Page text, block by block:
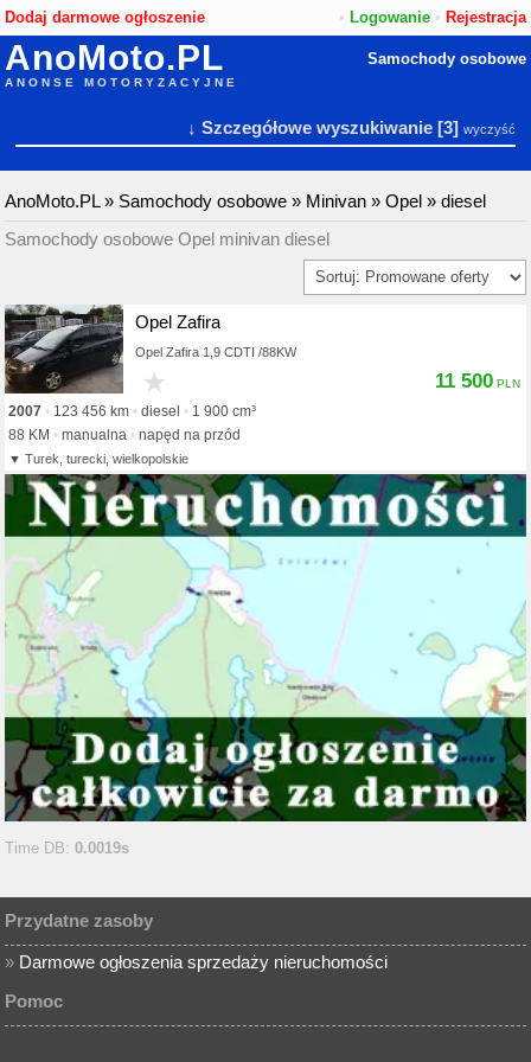
Dodaj darmowe ogłoszenie • Logowanie• Rejestracja
AnoMoto.PL
ANONSE MOTORYZACYJNE
Samochody osobowe
↓ Szczegółowe wyszukiwanie[3] wyczyść
AnoMoto.PL» Samochody osobowe » Minivan »Opel »diesel
Samochody osobowe Opel minivan diesel
Opel Zafira
Opel Zafira 1,9 CDTI /88KW
2007 123 456 km diesel
1 900 cm³
88 KM
manualna napęd na przód
Turek, turecki, wielkopolskie
11 500
Time DB:0.0019s
Przydatne zasoby
» Darmowe ogłoszenia sprzedaży nieruchomości
Pomoc